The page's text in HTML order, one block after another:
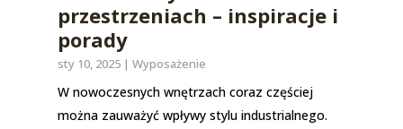
przestrzeniach – inspiracje i
porady
sty 10, 2025| Wyposażenie
W nowoczesnych wnętrzach coraz częściej
można zauważyć wpływy stylu industrialnego.